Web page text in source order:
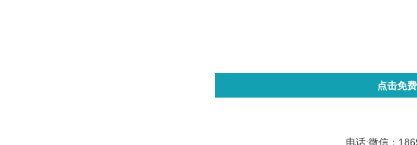
点击免
电话:微信：